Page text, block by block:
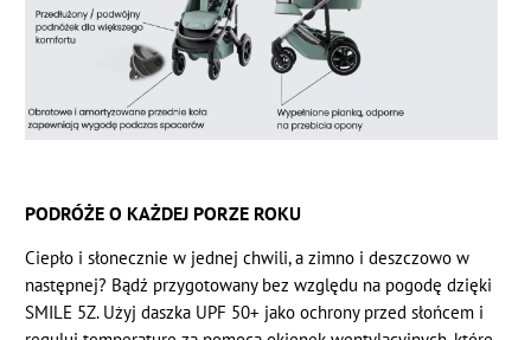
PODRÓŻE O KAŻDEJ PORZE ROKU
Ciepło i słonecznie w jednej chwili, a zimno i deszczowo w
następnej? Bądź przygotowany bez względu na pogodę dzięki
SMILE 5Z. Użyj daszka UPF 50+ jako ochrony przed słońcem i